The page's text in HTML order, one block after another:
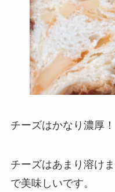
チーズはかなり濃厚！
チーズはあまり溶け
で美味しいです。